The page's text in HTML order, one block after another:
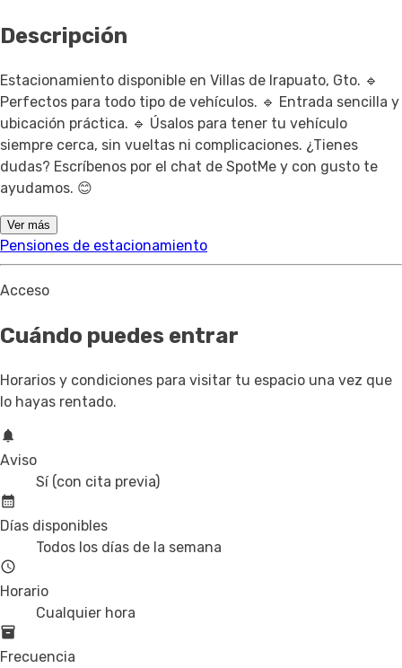
Descripción
Estacionamiento disponible en Villas de Irapuato, Gto. 🔹
Perfectos para todo tipo de vehículos. 🔹 Entrada sencilla y
ubicación práctica. 🔹 Úsalos para tener tu vehículo
siempre cerca, sin vueltas ni complicaciones. ¿Tienes
dudas? Escríbenos por el chat de SpotMe y con gusto te
ayudamos. 😊
Ver más
Pensiones de estacionamiento
Acceso
Cuándo puedes entrar
Horarios y condiciones para visitar tu espacio una vez que
lo hayas rentado.
Aviso
Sí (con cita previa)
Días disponibles
Todos los días de la semana
Horario
Cualquier hora
Frecuencia